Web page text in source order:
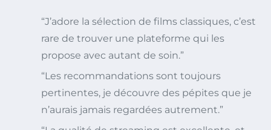
“J’adore la sélection de films classiques, c’est
rare de trouver une plateforme qui les
propose avec autant de soin.”
“Les recommandations sont toujours
pertinentes, je découvre des pépites que je
n’aurais jamais regardées autrement.”